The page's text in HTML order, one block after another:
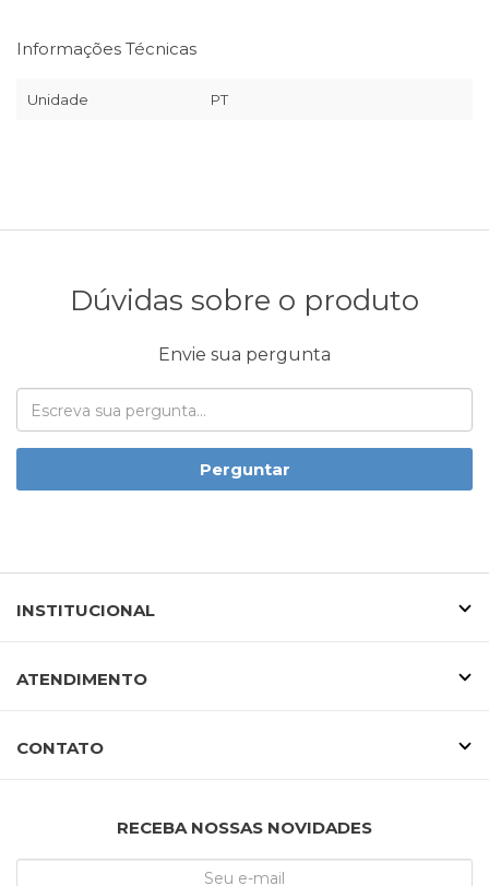
Informações Técnicas
Unidade PT
Dúvidas sobre o produto
Envie sua pergunta
Perguntar
INSTITUCIONAL
ATENDIMENTO
CONTATO
RECEBA NOSSAS NOVIDADES